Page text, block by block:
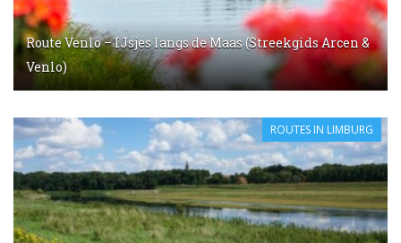
Route Venlo – IJsjes langs de Maas (Streekgids Arcen &
Venlo)
ROUTES IN LIMBURG